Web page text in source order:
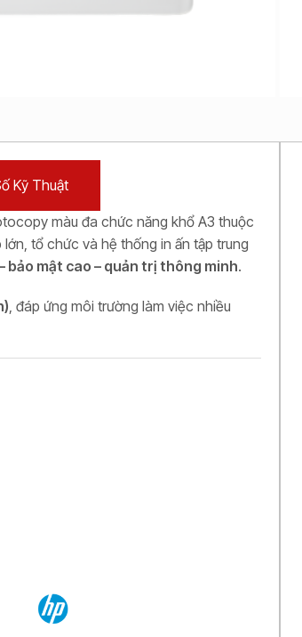
Màu
Kỹ Thuật
màu đa chức năng khổ A3 thuộc
tổ chức và hệ thống in ấn tập trung
bảo mật cao – quản trị thông minh.
, đáp ứng môi trường làm việc nhiều